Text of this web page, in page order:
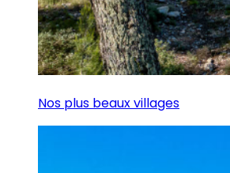
Nos plus beaux villages